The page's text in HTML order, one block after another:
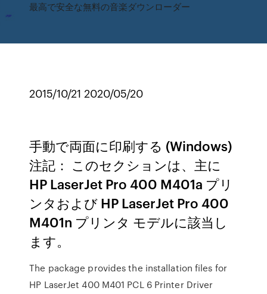
最高で安全な無料の音楽ダウンローダー
2015/10/21 2020/05/20
手動で両面に印刷する (Windows)
注記： このセクションは、主に
HP LaserJet Pro 400 M401a プリ
ンタおよび HP LaserJet Pro 400
M401n プリンタ モデルに該当し
ます。
The package provides the installation files for
HP LaserJet 400 M401 PCL 6 Printer Driver